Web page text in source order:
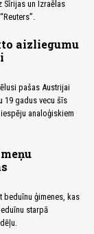
un Izraēlas
aizliegumu
pašas Austrijai
19 gadus vecu šīs
analoģiskiem
beduīnu ģimenes, kas
starpā